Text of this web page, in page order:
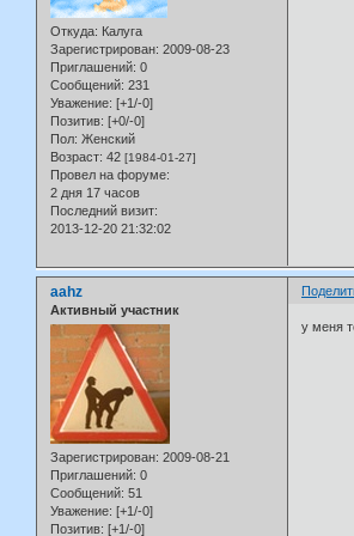
Откуда: Калуга
Зарегистрирован: 2009-08-23
Приглашений: 0
Сообщений: 231
Уважение: [+1/-0]
Позитив: [+0/-0]
Пол: Женский
Возраст: 42 [1984-01-27]
Провел на форуме:
2 дня 17 часов
Последний визит:
2013-12-20 21:32:02
aahz
Активный участник
Зарегистрирован: 2009-08-21
Приглашений: 0
Сообщений: 51
Уважение: [+1/-0]
Позитив: [+1/-0]
у меня